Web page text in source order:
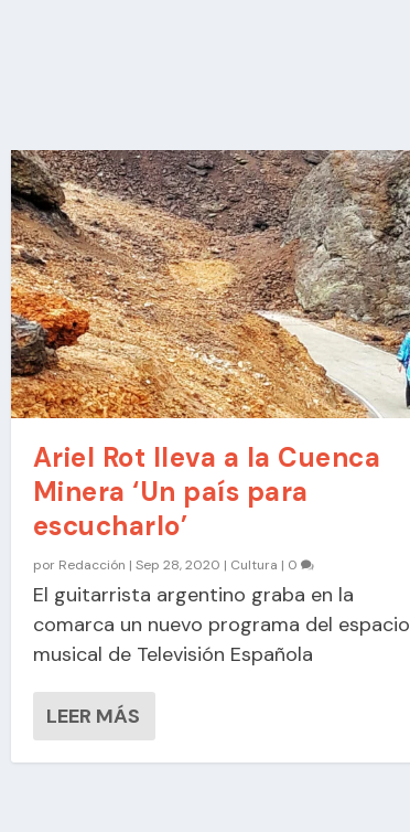
Ariel Rot lleva a la Cuenca
Minera ‘Un país para
escucharlo’
por Redacción | Sep 28, 2020 | Cultura | 0
El guitarrista argentino graba en la
comarca un nuevo programa del espacio
musical de Televisión Española
LEER MÁS